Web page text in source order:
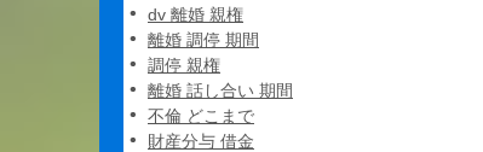
dv 離婚 親権
離婚 調停 期間
調停 親権
離婚 話し合い 期間
不倫 どこまで
財産分与 借金